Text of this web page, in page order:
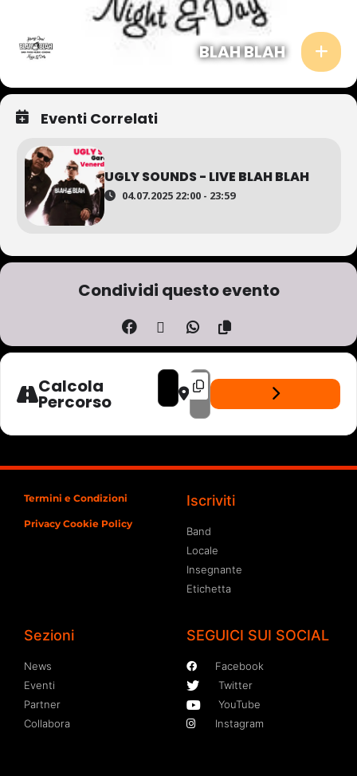
BLAH BLAH
Eventi Correlati
UGLY SOUNDS - LIVE BLAH BLAH
04.07.2025 22:00 - 23:59
Condividi questo evento
Calcola
Percorso
ADDRESS - LUCY KRUGER & THE LOST
DESTINATION ADDRESS - LUCY
Termini e Condizioni
Privacy Cookie Policy
Iscriviti
Band
Locale
Insegnante
Etichetta
Sezioni
News
Eventi
Partner
Collabora
SEGUICI SUI SOCIAL
Facebook
Twitter
YouTube
Instagram